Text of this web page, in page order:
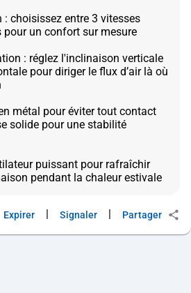
choisissez entre 3 vitesses
un confort sur mesure
: réglez l'inclinaison verticale
pour diriger le flux d’air là où
métal pour éviter tout contact
solide pour une stabilité
puissant pour rafraîchir
Expirer Signaler Partager